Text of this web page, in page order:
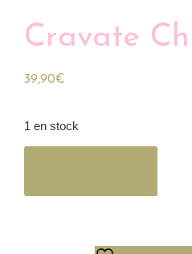
Cravate
39,90€
1 en stock